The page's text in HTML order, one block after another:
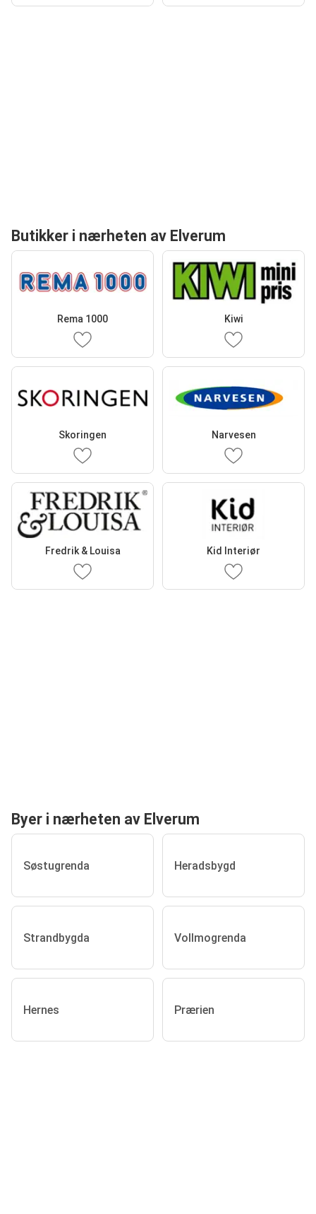
Butikker i nærheten av Elverum
Rema 1000 Kiwi
Skoringen Narvesen
Fredrik & Louisa Kid Interiør
Byer i nærheten av Elverum
Søstugrenda Heradsbygd
Strandbygda Vollmogrenda
Hernes Prærien